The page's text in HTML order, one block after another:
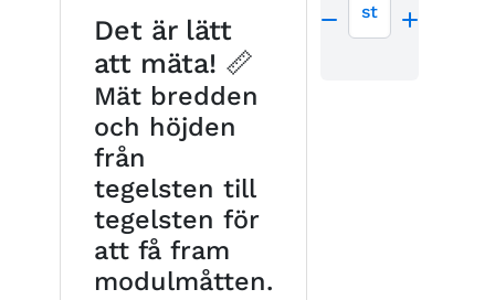
Det är lätt
att mäta! 📏
Mät bredden
och höjden
från
tegelsten till
tegelsten för
att få fram
modulmåtten.
st